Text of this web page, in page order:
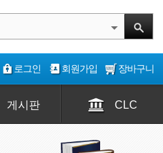
로그인 회원가입 장바구니
게시판 CLC